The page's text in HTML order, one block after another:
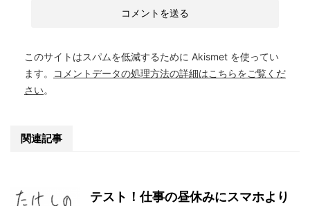
このサイトはスパムを低減するために Akismet を使ってい
ます。
コメントデータの処理方法の詳細はこちらをご覧くだ
さい。
関連記事
テスト！仕事の昼休みにスマホより